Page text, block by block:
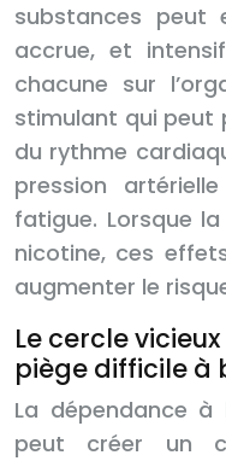
substances peut
accrue, et
chacune sur
stimulant qui peut
du rythme
pression
fatigue. Lorsque
nicotine, ces
augmenter le
Le cercle
piège difficile à
La dépendance
peut créer un